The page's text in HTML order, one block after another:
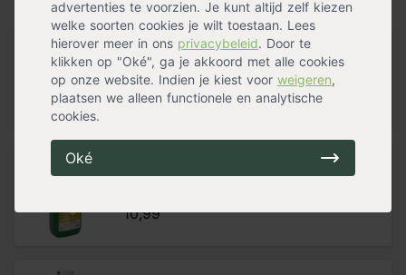
advertenties te voorzien. Je kunt altijd zelf kiezen
welke soorten cookies je wilt toestaan. Lees
hierover meer in ons privacybeleid. Door te
klikken op "Oké", ga je akkoord met alle cookies
op onze website. Indien je kiest voor weigeren,
plaatsen we alleen functionele en analytische
cookies.
Oké
weer naar zijn plek gaat, dan is er de kans dat er
wortelrot ontstaat. Geef de planten 1 keer per maand
een extra boost met specialeOrchidee Voeding
en
Groene Planten Voeding .
Handig voor erbij
Pokon Groene Planten Voeding
Vloeib
op voorraad
12,99
Pokon Orchidee Voeding
10,99